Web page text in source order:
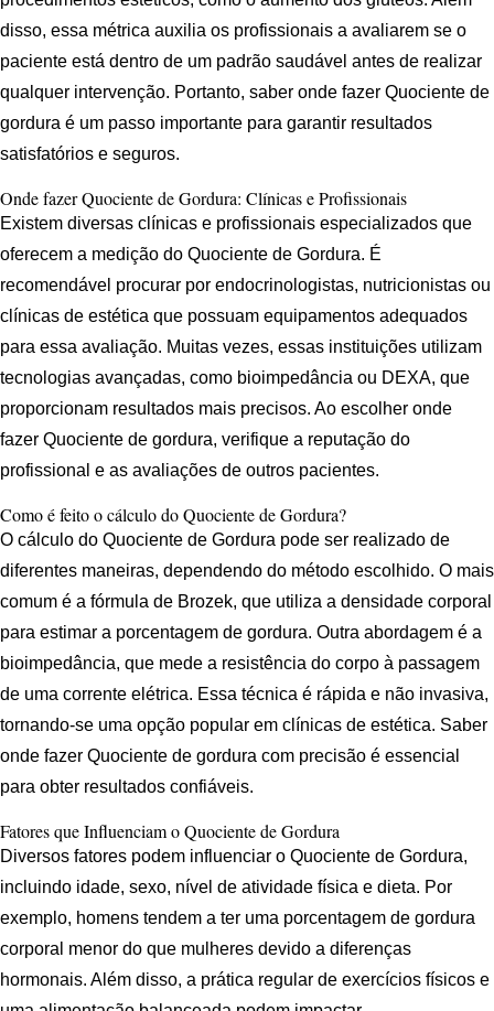
disso, essa métrica auxilia os profissionais a avaliarem se o
paciente está dentro de um padrão saudável antes de realizar
qualquer intervenção. Portanto, saber onde fazer Quociente de
gordura é um passo importante para garantir resultados
satisfatórios e seguros.
Onde fazer Quociente de Gordura: Clínicas e Profissionais
Existem diversas clínicas e profissionais especializados que
oferecem a medição do Quociente de Gordura. É
recomendável procurar por endocrinologistas, nutricionistas ou
clínicas de estética que possuam equipamentos adequados
para essa avaliação. Muitas vezes, essas instituições utilizam
tecnologias avançadas, como bioimpedância ou DEXA, que
proporcionam resultados mais precisos. Ao escolher onde
fazer Quociente de gordura, verifique a reputação do
profissional e as avaliações de outros pacientes.
Como é feito o cálculo do Quociente de Gordura?
O cálculo do Quociente de Gordura pode ser realizado de
diferentes maneiras, dependendo do método escolhido. O mais
comum é a fórmula de Brozek, que utiliza a densidade corporal
para estimar a porcentagem de gordura. Outra abordagem é a
bioimpedância, que mede a resistência do corpo à passagem
de uma corrente elétrica. Essa técnica é rápida e não invasiva,
tornando-se uma opção popular em clínicas de estética. Saber
onde fazer Quociente de gordura com precisão é essencial
para obter resultados confiáveis.
Fatores que Influenciam o Quociente de Gordura
Diversos fatores podem influenciar o Quociente de Gordura,
incluindo idade, sexo, nível de atividade física e dieta. Por
exemplo, homens tendem a ter uma porcentagem de gordura
corporal menor do que mulheres devido a diferenças
hormonais. Além disso, a prática regular de exercícios físicos e